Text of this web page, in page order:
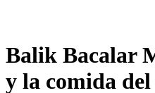
Balik Bacalar
y la comida